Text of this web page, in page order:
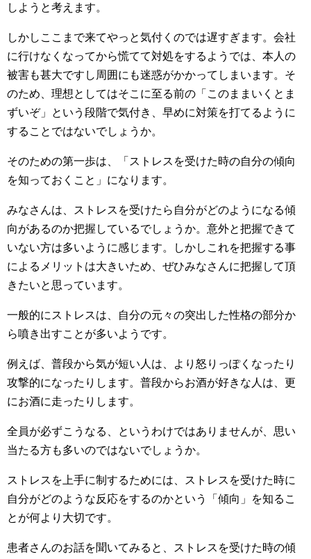
しようと考えます。
しかしここまで来てやっと気付くのでは遅すぎます。会社
に行けなくなってから慌てて対処をするようでは、本人の
被害も甚大ですし周囲にも迷惑がかかってしまいます。そ
のため、理想としてはそこに至る前の「このままいくとま
ずいぞ」という段階で気付き、早めに対策を打てるように
することではないでしょうか。
そのための第一歩は、「ストレスを受けた時の自分の傾向
を知っておくこと」になります。
みなさんは、ストレスを受けたら自分がどのようになる傾
向があるのか把握しているでしょうか。意外と把握できて
いない方は多いように感じます。しかしこれを把握する事
によるメリットは大きいため、ぜひみなさんに把握して頂
きたいと思っています。
一般的にストレスは、自分の元々の突出した性格の部分か
ら噴き出すことが多いようです。
例えば、普段から気が短い人は、より怒りっぽくなったり
攻撃的になったりします。普段からお酒が好きな人は、更
にお酒に走ったりします。
全員が必ずこうなる、というわけではありませんが、思い
当たる方も多いのではないでしょうか。
ストレスを上手に制するためには、ストレスを受けた時に
自分がどのような反応をするのかという「傾向」を知るこ
とが何より大切です。
患者さんのお話を聞いてみると、ストレスを受けた時の傾